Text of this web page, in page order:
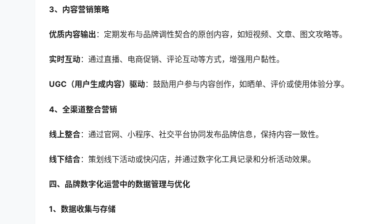
3、内容营销策略
优质内容输出 ：定期发布与品牌调性契合的原创内容，如短视频、文章、图文攻略等。
实时互动：通过直播、电商促销、评论互动等方式，增强用户黏性。
UGC（用户生成内容）驱动：鼓励用户参与内容创作，如晒单、评价或使用体验分享。
4、全渠道整合营销
线上整合：通过官网、小程序、社交平台协同发布品牌信息，保持内容一致性。
线下结合：策划线下活动或快闪店，并通过数字化工具记录和分析活动效果。
四、品牌数字化运营中的数据管理与优化
1、数据收集与存储